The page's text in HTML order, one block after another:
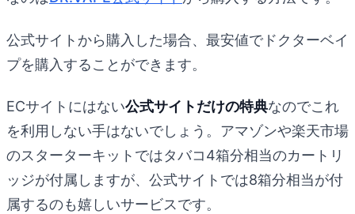
公式サイトから購入した場合、最安値でドクターベイ
プを購入することができます。
ECサイトにはない公式サイトだけの特典なのでこれ
を利用しない手はないでしょう。アマゾンや楽天市場
のスターターキットではタバコ4箱分相当のカートリ
ッジが付属しますが、公式サイトでは8箱分相当が付
属するのも嬉しいサービスです。